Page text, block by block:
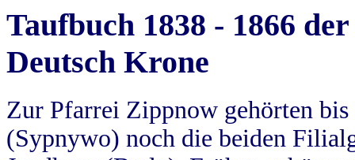
Taufbuch 1838 - 1866
Deutsch Krone
Zur Pfarrei Zippnow gehörten
(Sypnywo) noch die beiden